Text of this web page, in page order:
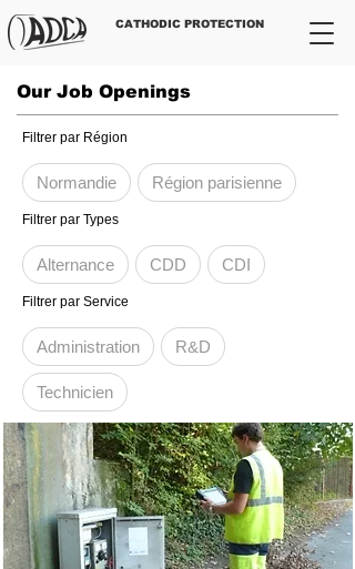
CATHODIC PROTECTION
Our Job Openings
Filtrer par Région
Normandie Région parisienne
Filtrer par Types
Alternance CDD CDI
Filtrer par Service
Administration R&D
Technicien